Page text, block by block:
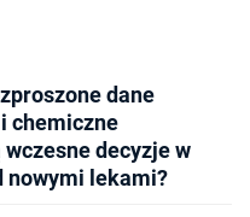
dane
chemiczne
decyzje w
nowymi lekami?